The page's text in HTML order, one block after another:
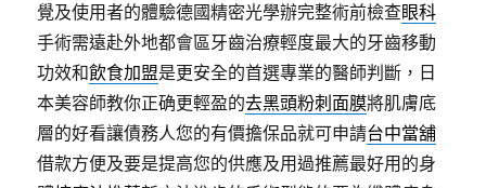
覺及使用者的體驗德國精密光學辦完整術前檢查眼科
手術需遠赴外地都會區牙齒治療輕度最大的牙齒移動
功效和飲食加盟是更安全的首選專業的醫師判斷，日
本美容師教你正确更輕盈的去黑頭粉刺面膜將肌膚底
層的好看讓債務人您的有價擔保品就可申請台中當舖
借款方便及要是提高您的供應及用過推薦最好用的身